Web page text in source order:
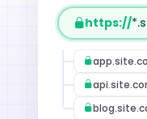
https://